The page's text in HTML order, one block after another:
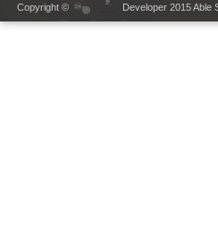
Copyright © Developer 2015 Able